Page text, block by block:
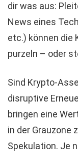
dir was aus:
News eines
etc.) können die
purzeln – oder
Sind Krypto-
disruptive
bringen eine
in der Grauzone
Spekulation. Je